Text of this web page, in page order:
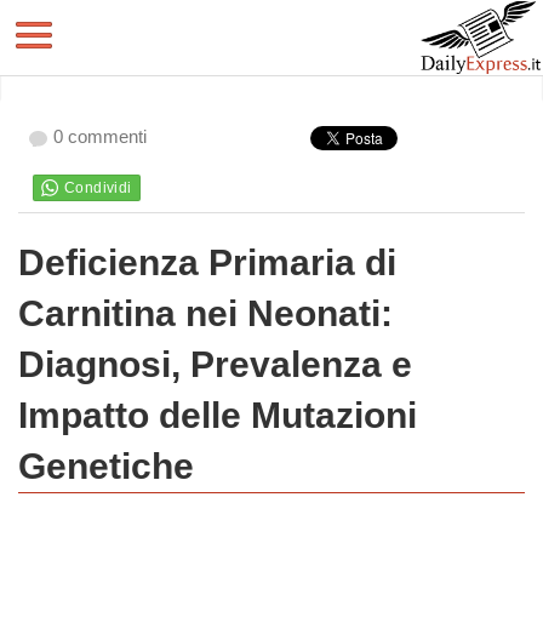
0 commenti
Deficienza Primaria di
Carnitina nei Neonati:
Diagnosi, Prevalenza e
Impatto delle Mutazioni
Genetiche